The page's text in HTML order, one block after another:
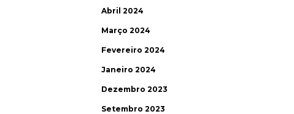
Abril 2024
Março 2024
Fevereiro 2024
Janeiro 2024
Dezembro 2023
Setembro 2023